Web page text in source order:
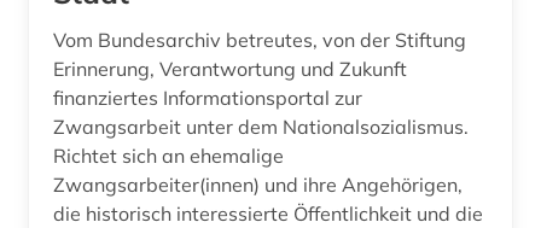
grammatik (1)
graphic novel (1)
griechisch (1)
Vom Bundesarchiv betreutes, von der Stiftung
Erinnerung, Verantwortung und Zukunft
finanziertes Informationsportal zur
Zwangsarbeit unter dem Nationalsozialismus.
Richtet sich an ehemalige
Zwangsarbeiter(innen) und ihre Angehörigen,
die historisch interessierte Öffentlichkeit und die